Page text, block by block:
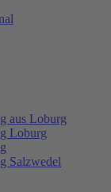
aus Loburg
Loburg
Salzwedel